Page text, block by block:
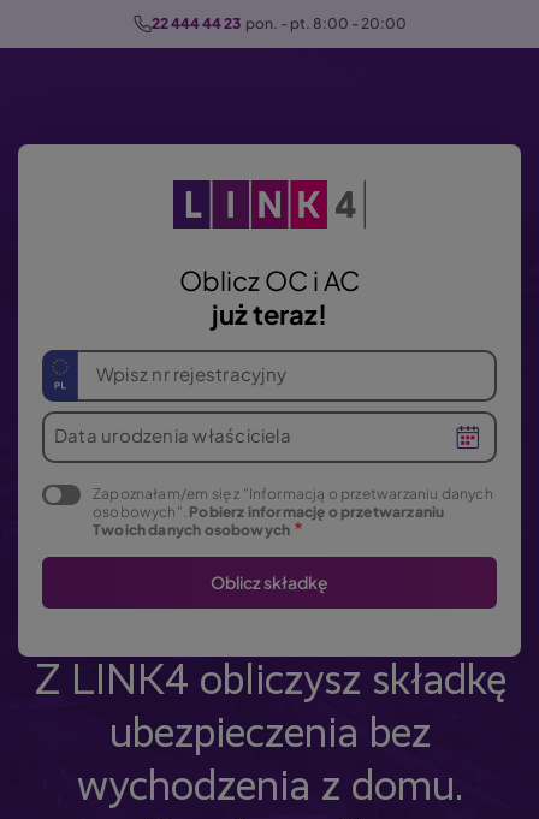
r
22 444 44 23 pon. - pt. 8:00 - 20:00
Oblicz OC i AC
już teraz!
Wpisz nr rejestracyjny
Data urodzenia właściciela
Zapoznałam/em się z "Informacją o przetwarzaniu danych
osobowych". Pobierz informację o przetwarzaniu
Twoich danych osobowych
Z LINK4 obliczysz składkę
ubezpieczenia bez
wychodzenia z domu.